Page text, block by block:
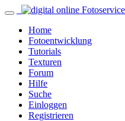
Home
Fotoentwicklung
Tutorials
Texturen
Forum
Hilfe
Suche
Einloggen
Registrieren